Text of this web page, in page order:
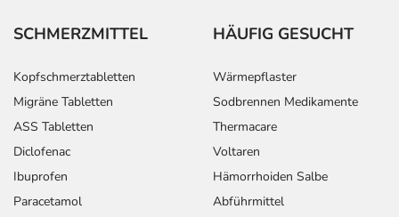
SCHMERZMITTEL
Kopfschmerztabletten
Migräne Tabletten
ASS Tabletten
Diclofenac
Ibuprofen
Paracetamol
HÄUFIG GESUCHT
Wärmepflaster
Sodbrennen Medikamente
Thermacare
Voltaren
Hämorrhoiden Salbe
Abführmittel